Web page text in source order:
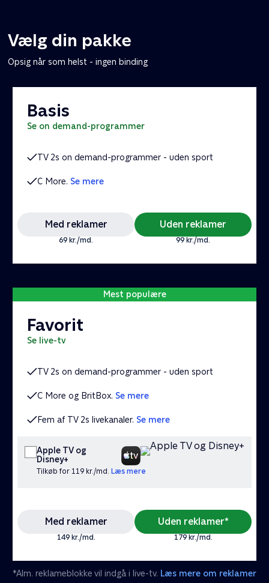
Vælg din pakke
Opsig når som helst - ingen binding
Basis
se on demand-programmer
TV 2s on demand-programmer - uden sport
C More. Se mere
Med reklamer
69 kr./md.
Uden reklamer
99 kr./md.
Mest populære
Favorit
se live-tv
TV 2s on demand-programmer - uden sport
C More og BritBox. Se mere
Fem af TV 2s livekanaler. Se mere
Apple TV og
Disney+
Tilkøb for 119 kr./md. Læs mere
Med reklamer
149 kr./md.
Uden reklamer*
179 kr./md.
*Alm. reklameblokke vil indgå i live-tv. Læs mere om reklamer